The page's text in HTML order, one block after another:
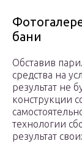
бани
Обставив
средства на
результат не
конструкции
технологии
результат